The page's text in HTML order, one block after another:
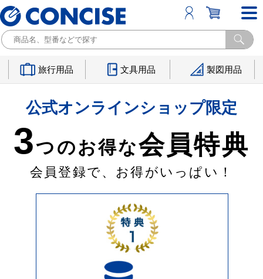
旅行用品 文具用品 製図用品
公式オンラインショップ限定
3つのお得な会員特典
会員登録で、お得がいっぱい！